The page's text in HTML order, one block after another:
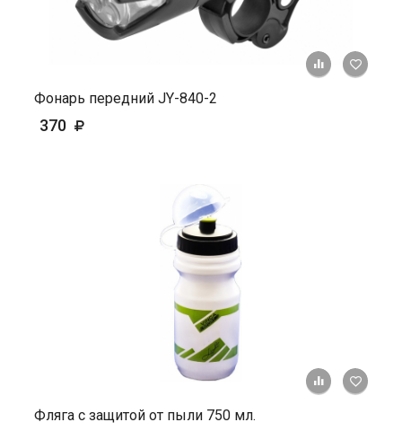
+ К
Фонарь передний JY-840-2
370
+ К
Фляга с защитой от пыли 750 мл.